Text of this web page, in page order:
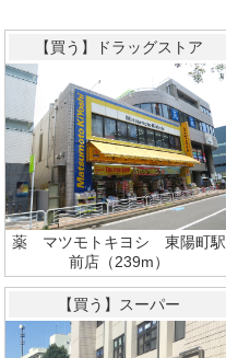
【買う】ドラッグストア
薬 マツモトキヨシ 東陽町駅
前店（239m）
【買う】スーパー